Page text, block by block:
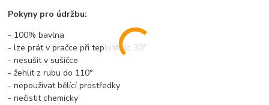
Pokyny pro údržbu:
- 100% bavlna
- lze prát v pračce při teplotě do 30°
- nesušit v sušičce
- žehlit z rubu do 110°
- nepoužívat bělící prostředky
- nečistit chemicky